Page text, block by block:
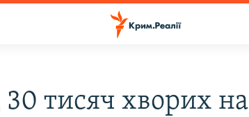
тисяч хворих на